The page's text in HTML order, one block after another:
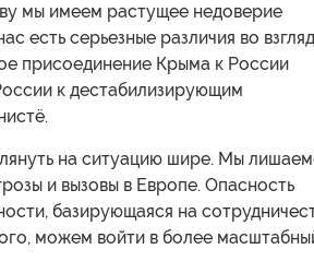
мы имеем растущее недоверие
есть серьезные различия во
присоединение Крыма к России
к дестабилизирующим
на ситуацию шире. Мы
и вызовы в Европе. Опасность
базирующаяся на
можем войти в более